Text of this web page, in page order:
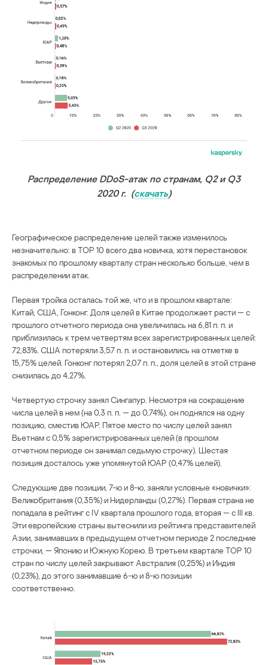
Распределение DDoS-атак по странам, Q2 и Q3
2020 г. (скачать)
Географическое распределение целей также изменилось
незначительно: в ТОР 10 всего два новичка, хотя перестановок
знакомых по прошлому кварталу стран несколько больше, чем в
распределении атак.
Первая тройка осталась той же, что и в прошлом квартале:
Китай, США, Гонконг. Доля целей в Китае продолжает расти — с
прошлого отчетного периода она увеличилась на 6,81 п. п. и
приблизилась к трем четвертям всех зарегистрированных целей:
72,83%. США потеряли 3,57 п. п. и остановились на отметке в
15,75% целей. Гонконг потерял 2,07 п. п., доля целей в этой стране
снизилась до 4,27%.
Четвертую строчку занял Сингапур. Несмотря на сокращение
числа целей в нем (на 0,3 п. п. — до 0,74%), он поднялся на одну
позицию, сместив ЮАР. Пятое место по числу целей занял
Вьетнам с 0,5% зарегистрированных целей (в прошлом
отчетном периоде он занимал седьмую строчку). Шестая
позиция досталось уже упомянутой ЮАР (0,47% целей).
Следующие две позиции, 7-ю и 8-ю, заняли условные «новички»:
Великобритания (0,35%) и Нидерланды (0,27%). Первая страна не
попадала в рейтинг с IV квартала прошлого года, вторая — с III кв.
Эти европейские страны вытеснили из рейтинга представителей
Азии, занимавших в предыдущем отчетном периоде 2 последние
строчки, — Японию и Южную Корею. В третьем квартале ТОР 10
стран по числу целей закрывают Австралия (0,25%) и Индия
(0,23%), до этого занимавшие 6-ю и 8-ю позиции
соответственно.